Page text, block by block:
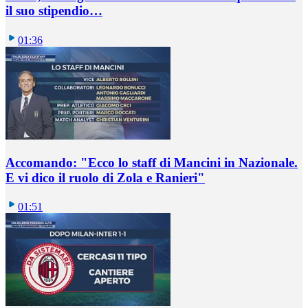
il suo stipendio…
01:36
Accomando: "Ecco lo staff di Mancini in Nazionale.
E vi dico il ruolo di Zola e Ranieri"
01:51